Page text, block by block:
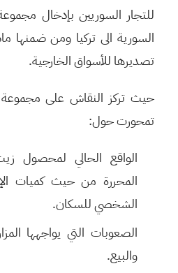
للتجار السوريين بإدخال
السورية الى تركيا ومن ضمنها
تصديرها للأسواق الخارجية.
حيث تركز النقاش على مجموعة
تمحورت حول:
الواقع الحالي لمحصول
المحررة من حيث كميات
الشخصي للسكان.
الصعوبات التي يواجهها
والبيع.